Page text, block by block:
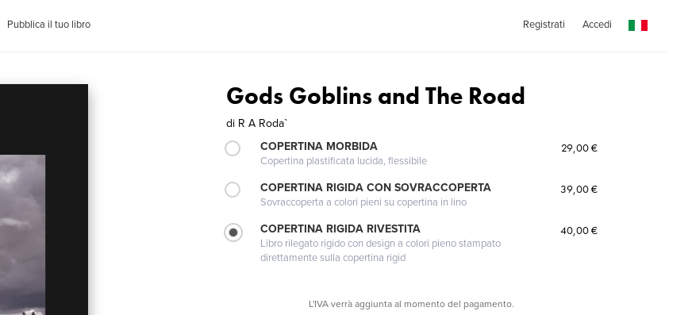
Pubblica il tuo libro Registrati Accedi
Gods Goblins and The Road
di R A Roda`
COPERTINA MORBIDA
Copertina plastificata lucida, flessibile
29,00 €
COPERTINA RIGIDA CON SOVRACCOPERTA
Sovraccoperta a colori pieni su copertina in lino
39,00 €
COPERTINA RIGIDA RIVESTITA
Libro rilegato rigido con design a colori pieno stampato
direttamente sulla copertina rigid
40,00 €
L'IVA verrà aggiunta al momento del pagamento.